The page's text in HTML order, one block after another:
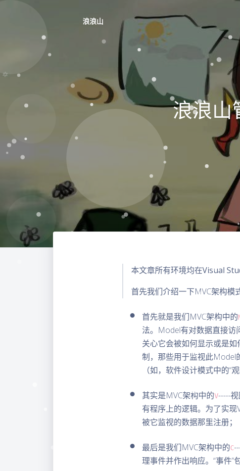
浪浪山
浪浪山
本文章所有环境均在Visual
首先我们介绍一下MVC架构模
首先就是我们MVC架构中的
法。Model有对数据直接访
关心它会被如何显示或是
制，那些用于监视此Model
（如，软件设计模式中的“
其实是MVC架构中的V-----
有程序上的逻辑。为了实
被它监视的数据那里注册；
最后是我们MVC架构中的C
理事件并作出响应。“事件”